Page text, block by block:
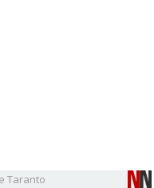
Taranto